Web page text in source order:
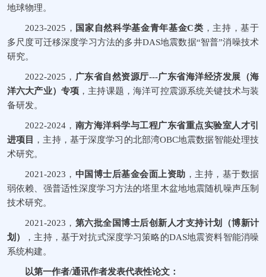
地球物理。
2023-2025 ， 国家自然科学基金青年基金C类 ，主持，基于
多尺度可迁移深度学习方法的多井DAS地震数据“智普”消噪技术
研究。
2022-2025 ， 广东省自然资源厅---广东省海洋经济发展（海
洋六大产业）专项 ，主持课题，海洋可控震源系统关键技术与装
备研发。
2022-2024 ， 南方海洋科学与工程广东省重点实验室人才引
进项目
，主持，基于深度学习的北部湾OBC地震数据智能处理技
术研究。
2021-2023 ， 中国博士后基金会面上资助 ，主持，基于数据
弱依赖、强普适性深度学习方法的塔里木盆地地震随机噪声压制
技术研究。
2021-2023 ， 第六批全国博士后创新人才支持计划
（博新计
划）
，主持，基于对抗式深度学习策略的DAS地震资料智能消噪
系统构建。
以第一作者/通讯作者发表代表性论文：